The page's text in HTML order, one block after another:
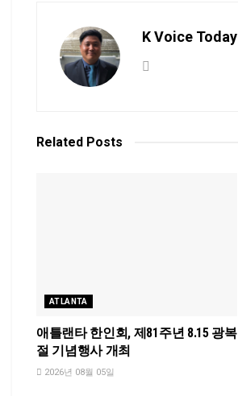
K Voice Today
Related Posts
ATLANTA
애틀랜타 한인회, 제81주년 8.15 광복
절 기념행사 개최
2026년 08월 05일